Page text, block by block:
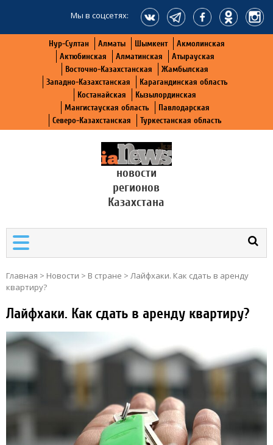
Мы в соцсетях:
Нур-Султан Алматы Шымкент
Акмолинская
Актюбинская
Алматинская
Атырауская
Восточно-Казахстанская
Жамбылская
Западно-Казахстанская
Карагандинская область
Костанайская
Кызылординская
Мангистауская область
Павлодарская
Северо-Казахстанская
Туркестанская область
новости
регионов
Казахстана
Главная > Новости > В стране > Лайфхаки. Как сдать в аренду
квартиру?
Лайфхаки. Как сдать в аренду квартиру?